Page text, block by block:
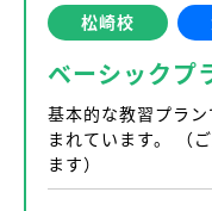
松崎校
ベーシックプ
基本的な教習プラ
まれています。 （
ます）